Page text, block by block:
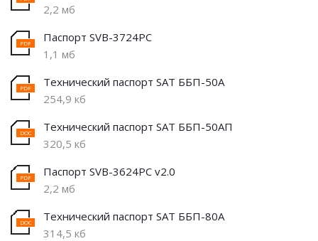
2,2 мб
Паспорт SVB-3724PС
1,1 мб
Технический паспорт SAT ББП-50А
254,9 кб
Технический паспорт SAT ББП-50АП
320,5 кб
Паспорт SVB-3624PC v2.0
2,2 мб
Технический паспорт SAT ББП-80А
314,5 кб